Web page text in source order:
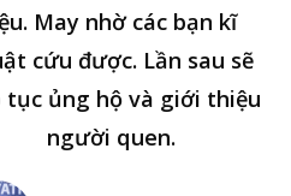
May nhờ các bạn kĩ
cứu được. Lần sau sẽ
tục ủng hộ và giới thiệu
người quen.